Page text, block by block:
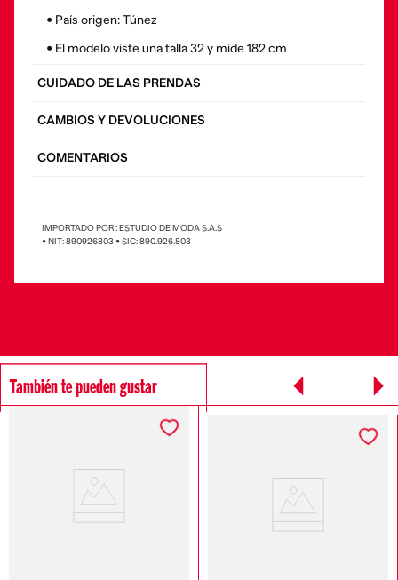
• País origen: Túnez
• El modelo viste una talla 32 y mide 182 cm
CUIDADO DE LAS PRENDAS
CAMBIOS Y DEVOLUCIONES
COMENTARIOS
IMPORTADO POR : ESTUDIO DE MODA S.A.S
• NIT: 890926803 • SIC: 890.926.803
También te pueden gustar